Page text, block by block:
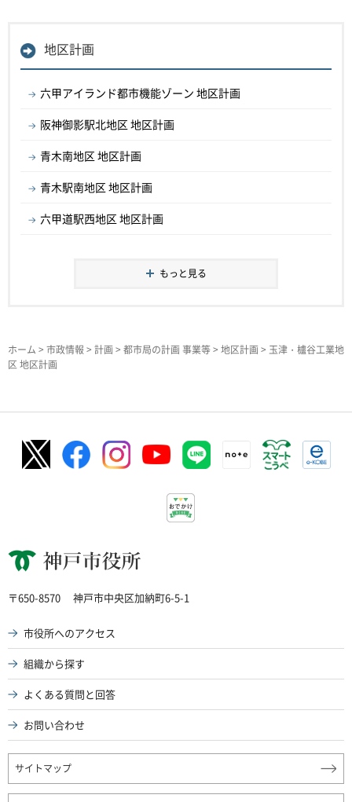
地区計画
六甲アイランド都市機能ゾーン 地区計画
阪神御影駅北地区 地区計画
青木南地区 地区計画
青木駅南地区 地区計画
六甲道駅西地区 地区計画
もっと見る
ホーム > 市政情報 > 計画> 都市局の計画 事業等> 地区計画> 玉津・櫨谷工業地
区 地区計画
神戸市役所
〒650-8570 神戸市中央区加納町6-5-1
市役所へのアクセス
組織から探す
よくある質問と回答
お問い合わせ
サイトマップ